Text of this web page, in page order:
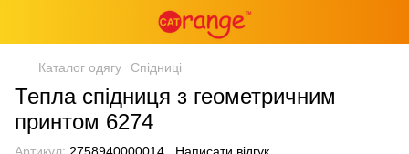
Каталог одягу Спідниці
Тепла спідниця з геометричним
принтом 6274